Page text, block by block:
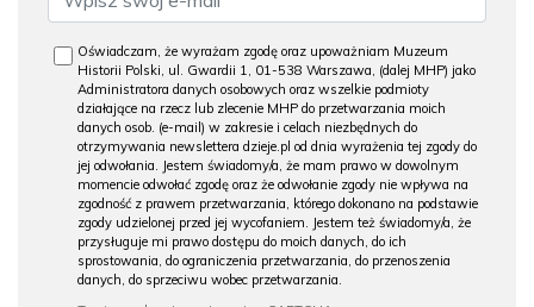
Oświadczam, że wyrażam zgodę oraz upoważniam Muzeum
Historii Polski, ul. Gwardii 1, 01-538 Warszawa, (dalej MHP) jako
Administratora danych osobowych oraz wszelkie podmioty
działające na rzecz lub zlecenie MHP do przetwarzania moich
danych osob. (e-mail) w zakresie i celach niezbędnych do
otrzymywania newslettera dzieje.pl od dnia wyrażenia tej zgody do
jej odwołania. Jestem świadomy/a, że mam prawo w dowolnym
momencie odwołać zgodę oraz że odwołanie zgody nie wpływa na
zgodność z prawem przetwarzania, którego dokonano na podstawie
zgody udzielonej przed jej wycofaniem. Jestem też świadomy/a, że
przysługuje mi prawo dostępu do moich danych, do ich
sprostowania, do ograniczenia przetwarzania, do przenoszenia
danych, do sprzeciwu wobec przetwarzania.